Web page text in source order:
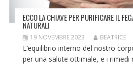
ECCO LA CHIAVE PER PURIFICARE IL
NATURALI
19 NOVEMBRE 2023 BEATRICE
L’equilibrio interno del nostro
per una salute ottimale, e i rimedi